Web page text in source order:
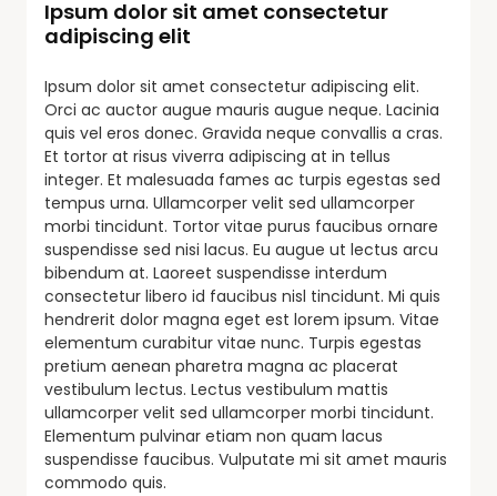
Ipsum dolor sit amet consectetur
adipiscing elit
Ipsum dolor sit amet consectetur adipiscing elit.
Orci ac auctor augue mauris augue neque. Lacinia
quis vel eros donec. Gravida neque convallis a cras.
Et tortor at risus viverra adipiscing at in tellus
integer. Et malesuada fames ac turpis egestas sed
tempus urna. Ullamcorper velit sed ullamcorper
morbi tincidunt. Tortor vitae purus faucibus ornare
suspendisse sed nisi lacus. Eu augue ut lectus arcu
bibendum at. Laoreet suspendisse interdum
consectetur libero id faucibus nisl tincidunt. Mi quis
hendrerit dolor magna eget est lorem ipsum. Vitae
elementum curabitur vitae nunc. Turpis egestas
pretium aenean pharetra magna ac placerat
vestibulum lectus. Lectus vestibulum mattis
ullamcorper velit sed ullamcorper morbi tincidunt.
Elementum pulvinar etiam non quam lacus
suspendisse faucibus. Vulputate mi sit amet mauris
commodo quis.